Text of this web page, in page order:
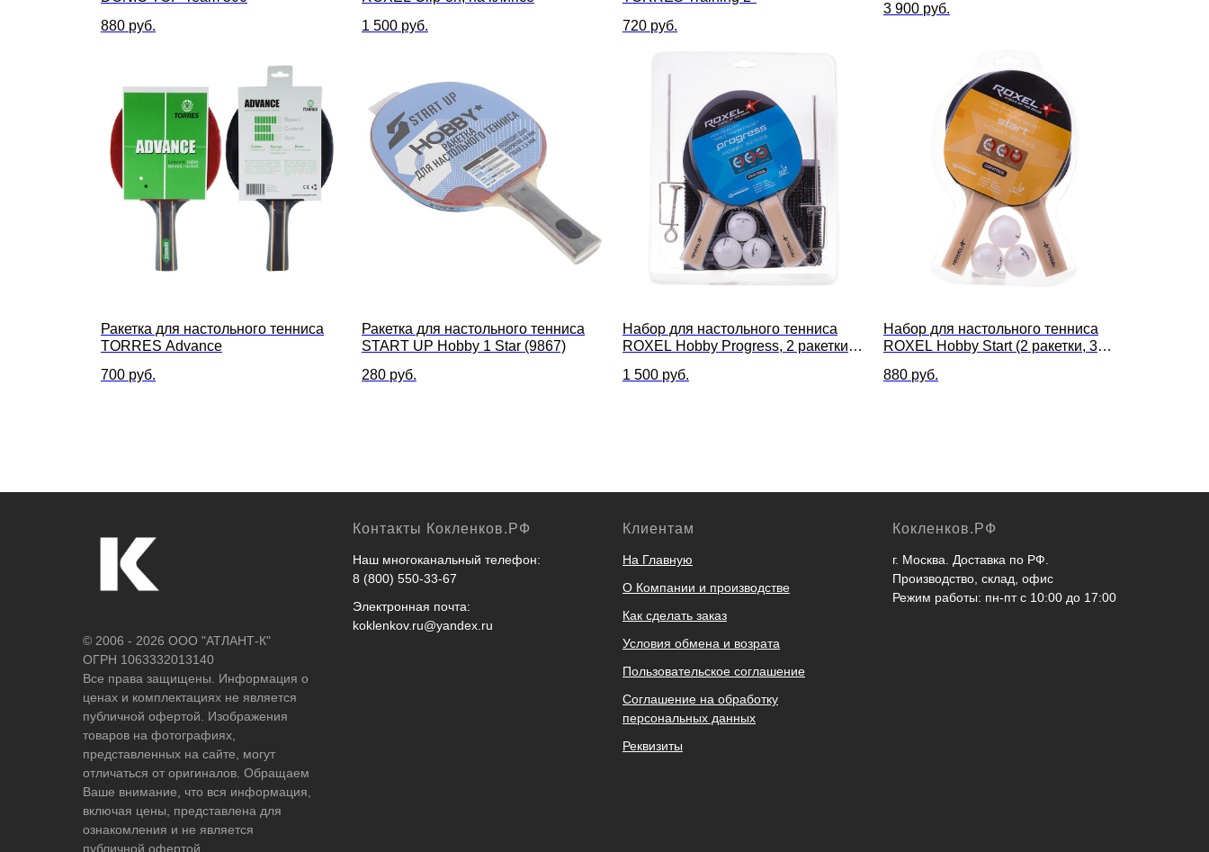
880 руб.
1 500 руб.
720 руб.
3 900 руб.
Ракетка для настольного тенниса
TORRES Advance
700 руб.
Ракетка для настольного тенниса
START UP Hobby 1 Star (9867)
280 руб.
Набор для настольного тенниса
ROXEL Hobby Progress, 2 ракетки, 3
1 500 руб.
Набор для настольного тенниса
ROXEL Hobby Start (2 ракетки, 3
880 руб.
© 2006 - 2026 ООО "АТЛАНТ-К"
ОГРН 1063332013140
Все права защищены. Информация о
ценах и комплектациях не является
публичной офертой. Изображения
товаров на фотографиях,
представленных на сайте, могут
отличаться от оригиналов. Обращаем
Ваше внимание, что вся информация,
включая цены, представлена для
ознакомления и не является
публичной офертой
Контакты Кокленков.РФ
Наш многоканальный телефон:
8 (800) 550-33-67
Электронная почта:
koklenkov.ru@yandex.ru
Клиентам
На Главную
О Компании и производстве
Как сделать заказ
Условия обмена и возрата
Пользовательское соглашение
Соглашение на обработку
персональных данных
Реквизиты
Кокленков.РФ
г. Москва. Доставка по РФ.
Производство, склад, офис
Режим работы: пн-пт с 10:00 до 17:00